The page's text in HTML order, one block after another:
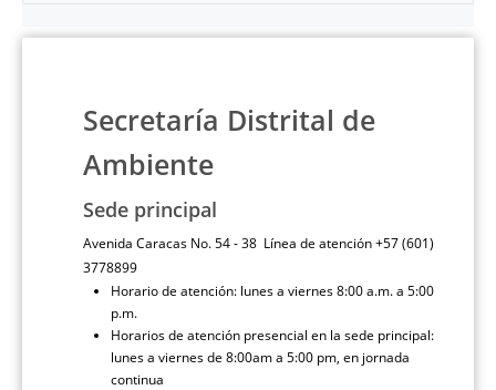
Secretaría Distrital de
Ambiente
Sede principal
Avenida Caracas No. 54 - 38 Línea de atención +57 (601)
3778899
Horario de atención: lunes a viernes 8:00 a.m. a 5:00
p.m.
Horarios de atención presencial en la sede principal:
lunes a viernes de 8:00am a 5:00 pm, en jornada
continua